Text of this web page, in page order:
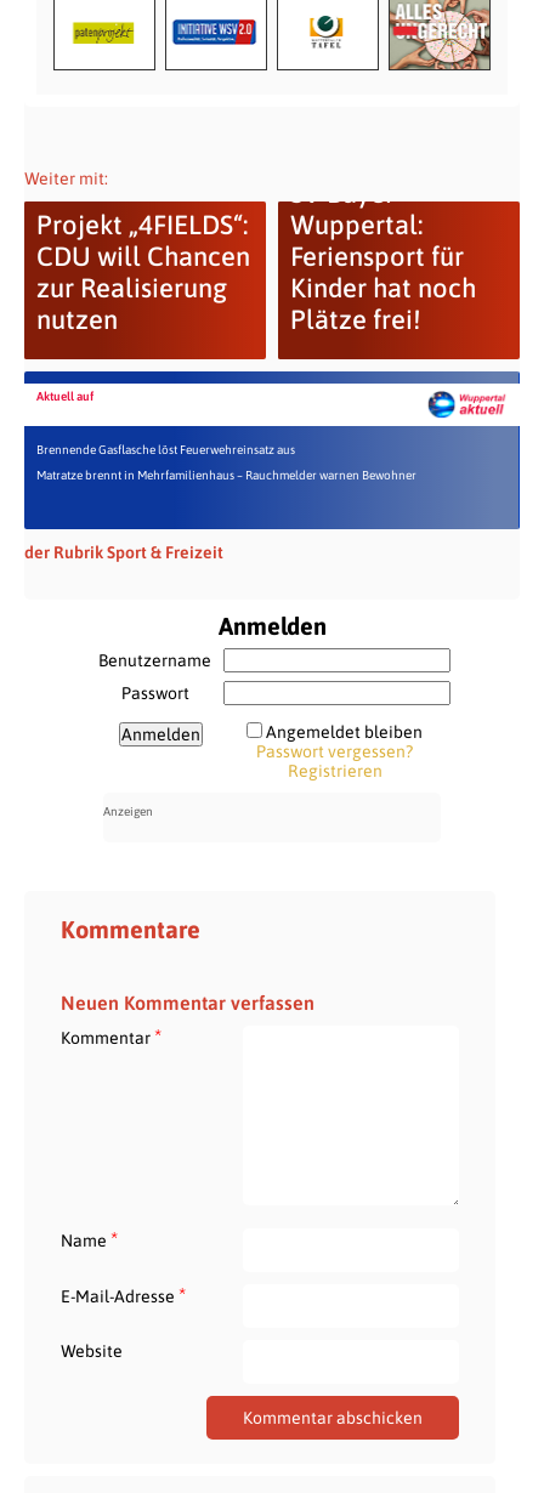
Weiter mit:
Projekt „4FIELDS“:
CDU will Chancen
zur Realisierung
nutzen
Wuppertal:
Feriensport für
Kinder hat noch
Plätze frei!
Aktuell auf
Brennende Gasflasche löst Feuerwehreinsatz aus
Matratze brennt in Mehrfamilienhaus – Rauchmelder warnen Bewohner
der Rubrik Sport & Freizeit
Anmelden
Benutzername
Passwort
Angemeldet bleiben
Passwort vergessen?
Registrieren
Kommentare
Neuen Kommentar verfassen
Kommentar*
Name *
E-Mail-Adresse *
Website